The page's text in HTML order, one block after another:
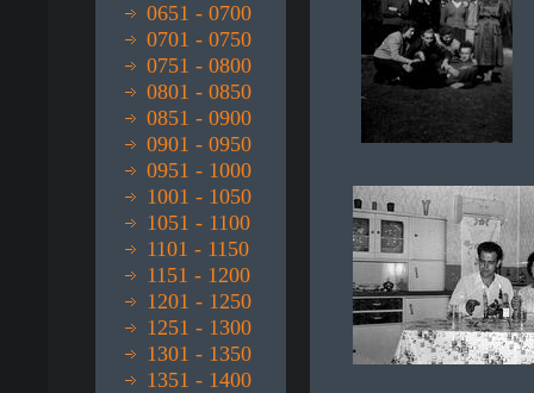
0651 - 0700
0701 - 0750
0751 - 0800
0801 - 0850
0851 - 0900
0901 - 0950
0951 - 1000
1001 - 1050
1051 - 1100
1101 - 1150
1151 - 1200
1201 - 1250
1251 - 1300
1301 - 1350
1351 - 1400